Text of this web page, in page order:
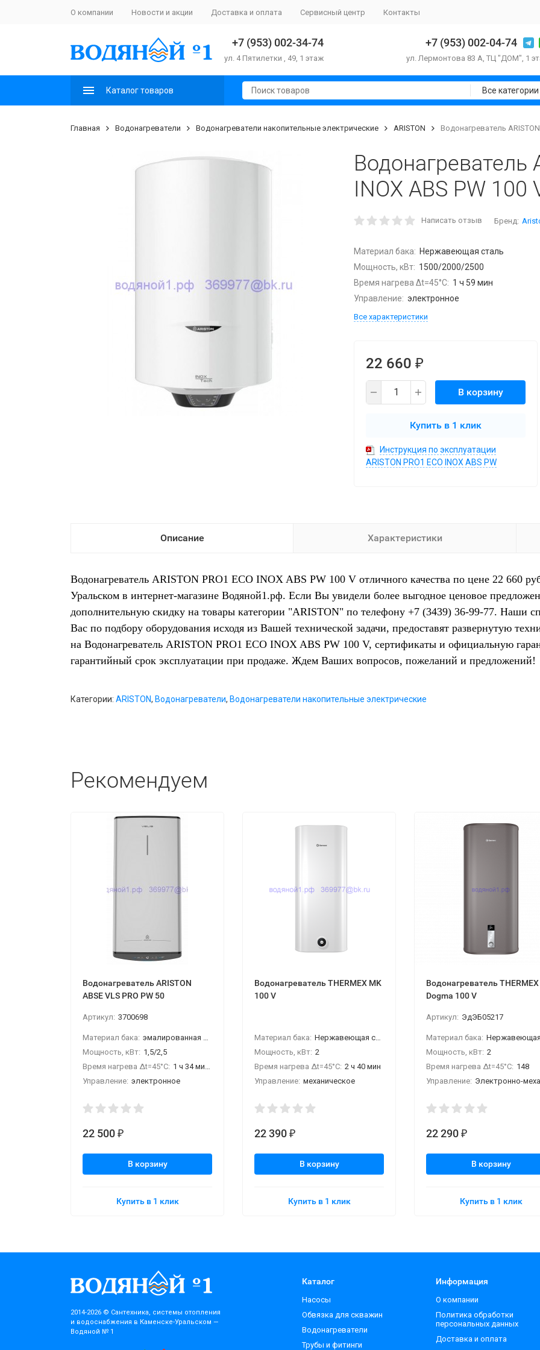
О компании Новости и акции Доставка и оплата Сервисный центр Контакты
+7 (953) 002-34-74
ул. 4 Пятилетки , 49, 1 этаж
+7 (953) 002-04-74
ул. Лермонтова 83 А, ТЦ "ДОМ", 1
Каталог товаров Все категории
Главная Водонагреватели Водонагреватели накопительные электрические ARISTON Водонагреватель ARISTON
Водонагреватель
INOX ABS PW 100
Написать отзыв Бренд:
Материал бака: Нержавеющая сталь
Мощность, кВт: 1500/2000/2500
Время нагрева Δt=45°C: 1 ч 59 мин
Управление: электронное
Все характеристики
22 660 ₽
В корзину
Купить в 1 клик
Инструкция по эксплуатации
ARISTON PRO1 ECO INOX ABS PW
Описание Характеристики
Водонагреватель ARISTON PRO1 ECO INOX ABS PW 100 V отличного качества по цене 22 660
Уральском в интернет-магазине Водяной1.рф. Если Вы увидели более выгодное ценовое
дополнительную скидку на товары категории "ARISTON" по телефону +7 (3439) 36-99-77. Наши
Вас по подбору оборудования исходя из Вашей технической задачи, предоставят развернутую
на Водонагреватель ARISTON PRO1 ECO INOX ABS PW 100 V, сертификаты и официальную
гарантийный срок эксплуатации при продаже. Ждем Ваших вопросов, пожеланий и предложений!
Категории: ARISTON, Водонагреватели, Водонагреватели накопительные электрические
Рекомендуем
Водонагреватель ARISTON
ABSE VLS PRO PW 50
Артикул: 3700698
Материал бака: эмалированная сталь
Мощность, кВт: 1,5/2,5
Время нагрева Δt=45°C: 1 ч 34 мин/0 ч 56 мин
Управление: электронное
22 500 ₽
В корзину
Купить в 1 клик
Водонагреватель THERMEX MK
100 V
Материал бака: Нержавеющая сталь
Мощность, кВт: 2
Время нагрева Δt=45°C: 2 ч 40 мин
Управление: механическое
22 390 ₽
В корзину
Купить в 1 клик
Водонагреватель THERMEX
Dogma 100 V
Артикул: ЭдЭБ05217
Материал бака: Нержавеющая
Мощность, кВт: 2
Время нагрева Δt=45°C: 148
Управление: Электронно-
22 290 ₽
В корзину
Купить в 1 клик
2014-2026 © Cантехника, системы отопления
и водоснабжения в Каменске-Уральском —
Водяной № 1
Каталог
Насосы
Обвязка для скважин
Водонагреватели
Трубы и фитинги
Информация
О компании
Политика обработки
персональных данных
Доставка и оплата